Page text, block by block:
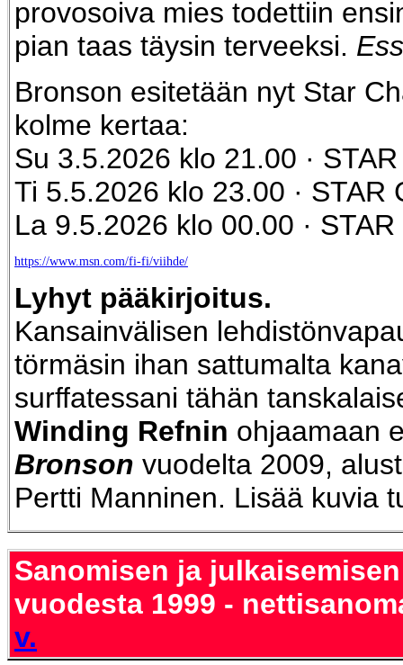
provosoiva mies todettiin
pian taas täysin terveeksi.
Bronson esitetään nyt Star
kolme kertaa:
Su 3.5.2026 klo 21.00 ·
Ti 5.5.2026 klo 23.00 · STAR
La 9.5.2026 klo 00.00 ·
https://www.msn.com/fi-fi/viihde/
Lyhyt pääkirjoitus.
Kansainvälisen
törmäsin ihan sattumalta
surffatessani tähän
Winding Refnin ohjaamaan
Bronson vuodelta 2009,
Pertti Manninen. Lisää kuvia
Sanomisen ja
vuodesta 1999 -
v.